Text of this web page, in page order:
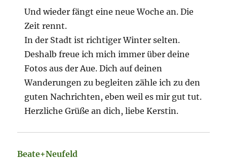
Und wieder fängt eine neue Woche an. Die
Zeit rennt.
In der Stadt ist richtiger Winter selten.
Deshalb freue ich mich immer über deine
Fotos aus der Aue. Dich auf deinen
Wanderungen zu begleiten zähle ich zu den
guten Nachrichten, eben weil es mir gut tut.
Herzliche Grüße an dich, liebe Kerstin.
Beate+Neufeld